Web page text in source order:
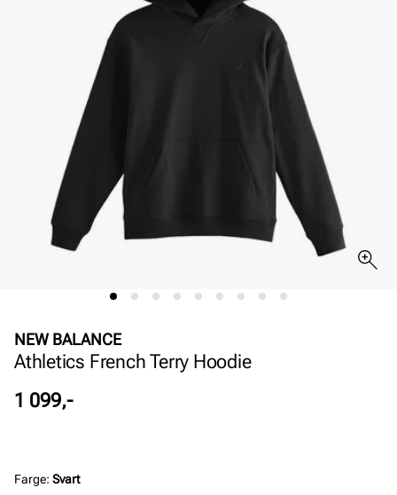
NEW BALANCE
Athletics French Terry Hoodie
Pris
1 099,-
Farge: Svart